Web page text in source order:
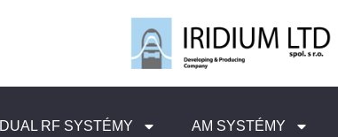
DUAL RF SYSTÉMY AM SYSTÉMY